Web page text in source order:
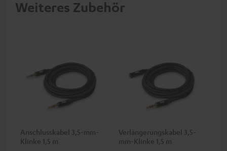
Weiteres Zubehör
Anschlusskabel 3,5-mm-
Klinke 1,5 m
Verlängerungskabel 3,5-
mm-Klinke 1,5 m